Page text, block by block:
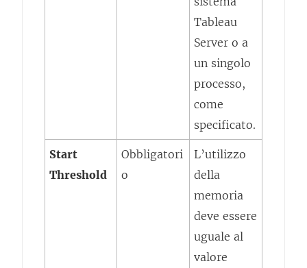
Tableau
Server o a
un singolo
processo,
come
specificato.
Start
Threshold
Obbligatori
o
L’utilizzo
della
memoria
deve essere
uguale al
valore